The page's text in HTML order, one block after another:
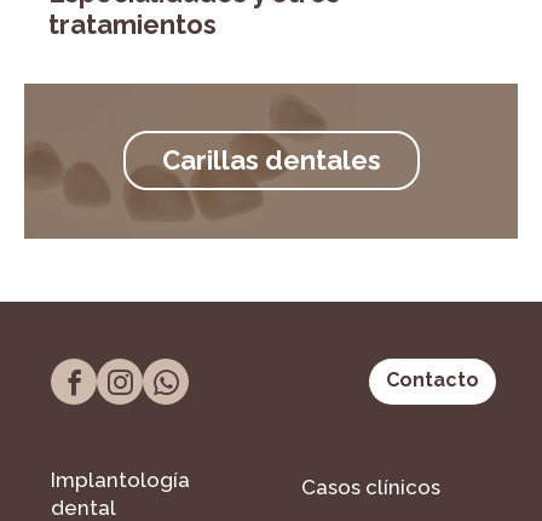
tratamientos
Carillas dentales
Contacto
Implantología
dental
Casos clínicos